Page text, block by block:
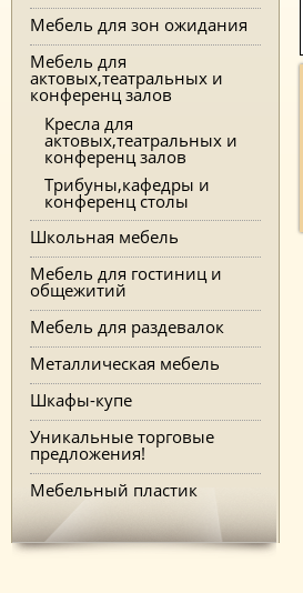
Мебель для зон ожидания
Мебель для
актовых,театральных и
конференц залов
Кресла для
актовых,театральных и
конференц залов
Трибуны,кафедры и
конференц столы
Школьная мебель
Мебель для гостиниц и
общежитий
Мебель для раздевалок
Металлическая мебель
Шкафы-купе
Уникальные торговые
предложения!
Мебельный пластик